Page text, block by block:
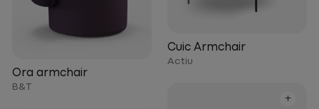
Cuic Armchair
Actiu
Ora armchair
B&T
+